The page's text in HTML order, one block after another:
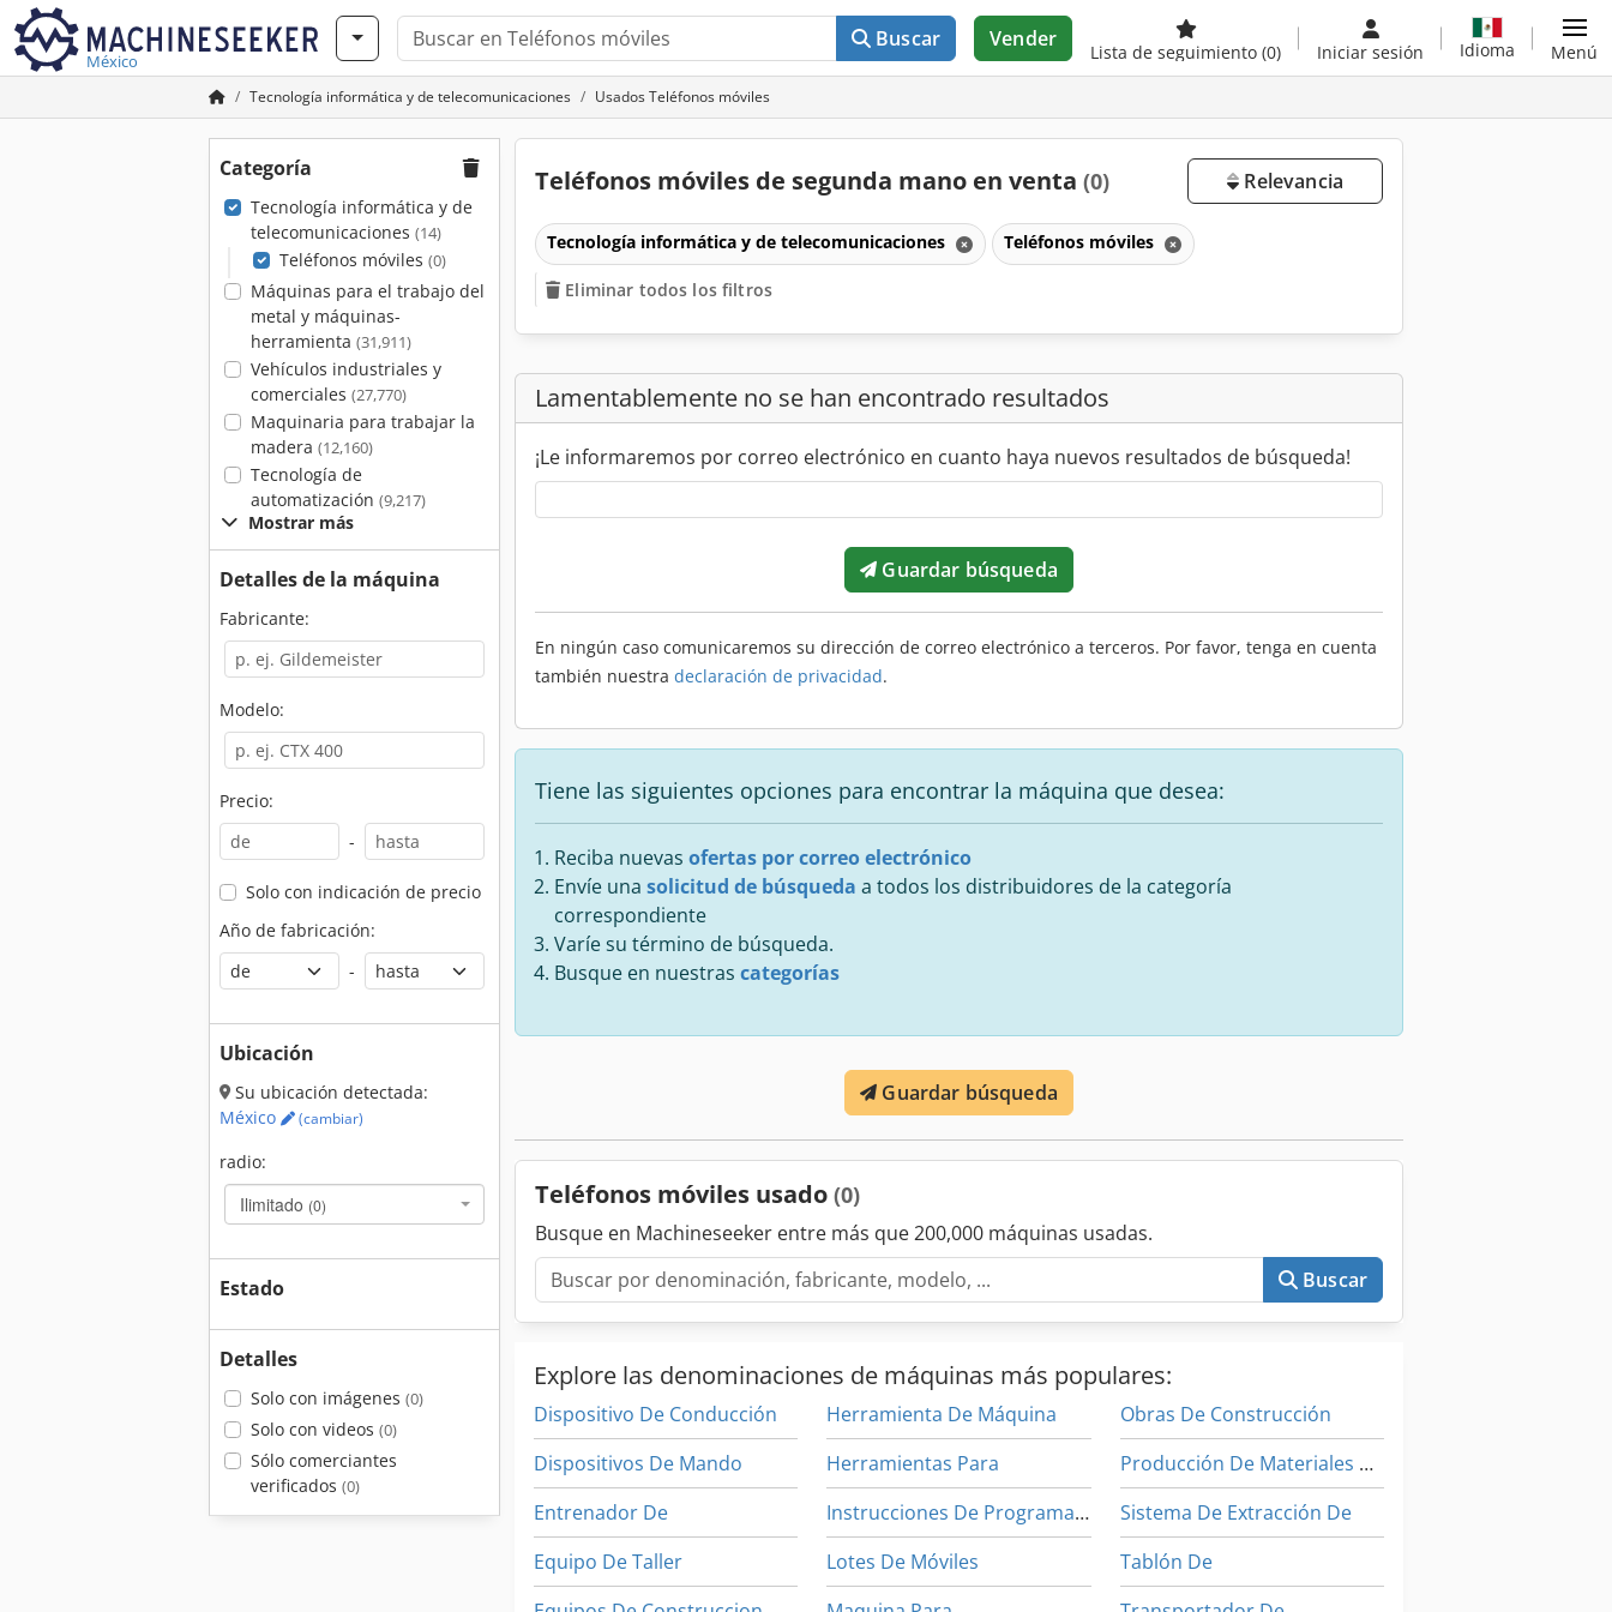
México
Buscar Vender
Lista de seguimiento (0) Iniciar sesión Idioma Menú
Tecnología informática y de telecomunicaciones Usados Teléfonos móviles
Categoría
Tecnología informática y de
telecomunicaciones (14)
Teléfonos móviles (0)
Máquinas para el trabajo del
metal y máquinas-
herramienta (31,911)
Vehículos industriales y
comerciales (27,770)
Maquinaria para trabajar la
madera (12,160)
Tecnología de
automatización (9,217)
Mostrar más
Detalles de la máquina
Fabricante:
Modelo:
Precio:
-
Solo con indicación de precio
Año de fabricación:
-
Ubicación
Su ubicación detectada:
México
(cambiar)
radio:
Ilimitado (0)
Estado
Detalles
Solo con imágenes (0)
Solo con videos (0)
Sólo comerciantes
verificados (0)
Teléfonos móviles de segunda mano en venta (0) Relevancia
Tecnología informática y de telecomunicaciones Teléfonos móviles
Eliminar todos los filtros
Lamentablemente no se han encontrado resultados
¡Le informaremos por correo electrónico en cuanto haya nuevos resultados de búsqueda!
Guardar búsqueda
En ningún caso comunicaremos su dirección de correo electrónico a terceros. Por favor, tenga en cuenta
también nuestra declaración de privacidad.
Tiene las siguientes opciones para encontrar la máquina que desea:
Reciba nuevas ofertas por correo electrónico
Envíe una solicitud de búsqueda a todos los distribuidores de la categoría
correspondiente
Varíe su término de búsqueda.
Busque en nuestras categorías
Guardar búsqueda
Teléfonos móviles usado (0)
Busque en Machineseeker entre más que 200,000 máquinas usadas.
Buscar
Explore las denominaciones de máquinas más populares:
Dispositivo De Conducción
Dispositivos De Mando
Entrenador De
Equipo De Taller
Herramienta De Máquina
Herramientas Para
Instrucciones De Programación
Lotes De Móviles
Obras De Construcción
Producción De Materiales De Construcción
Sistema De Extracción De
Tablón De